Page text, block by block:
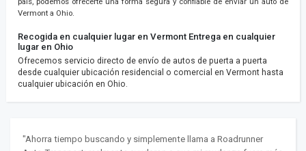
Vermont a Ohio.
Recogida en cualquier lugar en Vermont Entrega en cualquier
lugar en Ohio
Ofrecemos servicio directo de envío de autos de puerta a puerta
desde cualquier ubicación residencial o comercial en Vermont hasta
cualquier ubicación en Ohio.
"Ahorra tiempo buscando y simplemente llama a Roadrunner